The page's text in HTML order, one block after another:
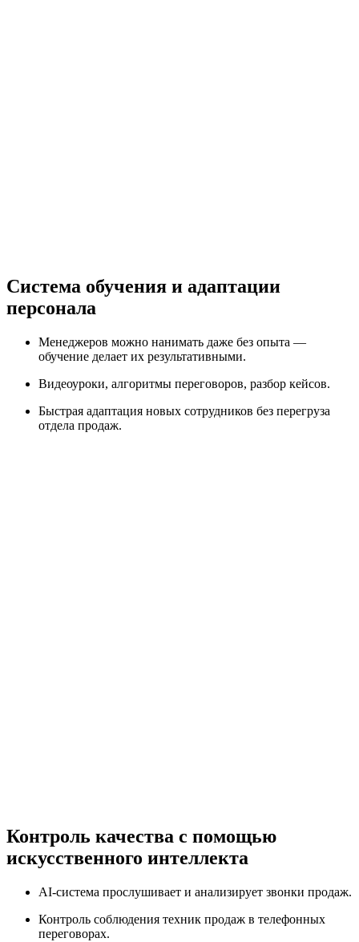
Система обучения и адаптации
персонала
Менеджеров можно нанимать даже без опыта —
обучение делает их результативными.
Видеоуроки, алгоритмы переговоров, разбор кейсов.
Быстрая адаптация новых сотрудников без перегруза
отдела продаж.
Контроль качества с помощью
искусственного интеллекта
AI-система прослушивает и анализирует звонки продаж.
Контроль соблюдения техник продаж в телефонных
переговорах.